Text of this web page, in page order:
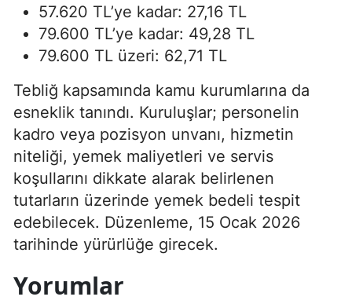
57.620 TL’ye kadar: 27,16 TL
79.600 TL’ye kadar: 49,28 TL
79.600 TL üzeri: 62,71 TL
Tebliğ kapsamında kamu kurumlarına da
esneklik tanındı. Kuruluşlar; personelin
kadro veya pozisyon unvanı, hizmetin
niteliği, yemek maliyetleri ve servis
koşullarını dikkate alarak belirlenen
tutarların üzerinde yemek bedeli tespit
edebilecek. Düzenleme, 15 Ocak 2026
tarihinde yürürlüğe girecek.
Yorumlar